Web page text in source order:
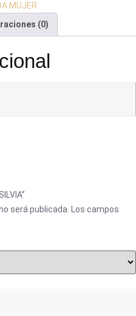
MUJER
(0)
será publicada.
Los campos